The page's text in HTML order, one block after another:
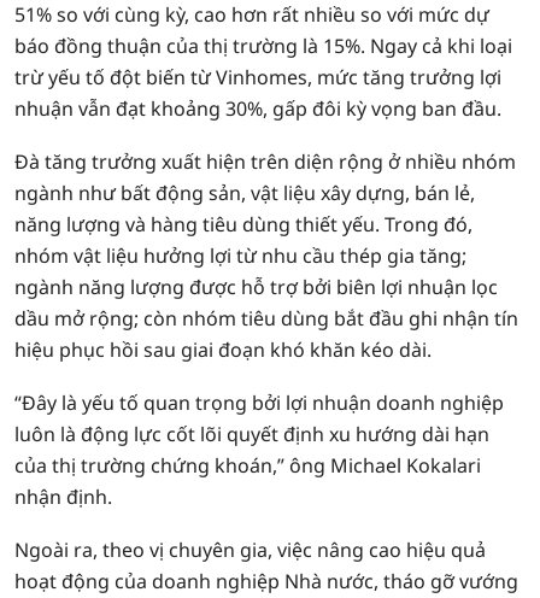
51% so với cùng kỳ, cao hơn rất nhiều so với mức dự
báo đồng thuận của thị trường là 15%. Ngay cả khi loại
trừ yếu tố đột biến từ Vinhomes, mức tăng trưởng lợi
nhuận vẫn đạt khoảng 30%, gấp đôi kỳ vọng ban đầu.
Đà tăng trưởng xuất hiện trên diện rộng ở nhiều nhóm
ngành như bất động sản, vật liệu xây dựng, bán lẻ,
năng lượng và hàng tiêu dùng thiết yếu. Trong đó,
nhóm vật liệu hưởng lợi từ nhu cầu thép gia tăng;
ngành năng lượng được hỗ trợ bởi biên lợi nhuận lọc
dầu mở rộng; còn nhóm tiêu dùng bắt đầu ghi nhận tín
hiệu phục hồi sau giai đoạn khó khăn kéo dài.
“Đây là yếu tố quan trọng bởi lợi nhuận doanh nghiệp
luôn là động lực cốt lõi quyết định xu hướng dài hạn
của thị trường chứng khoán,” ông Michael Kokalari
nhận định.
Ngoài ra, theo vị chuyên gia, việc nâng cao hiệu quả
hoạt động của doanh nghiệp Nhà nước, tháo gỡ vướng